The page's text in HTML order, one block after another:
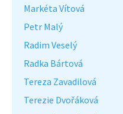
Markéta Vítová
Petr Malý
Radim Veselý
Radka Bártová
Tereza Zavadilová
Terezie Dvořáková